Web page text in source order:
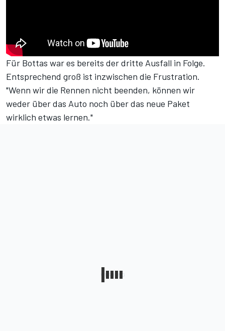
Für Bottas war es bereits der dritte Ausfall in Folge.
Entsprechend groß ist inzwischen die Frustration.
"Wenn wir die Rennen nicht beenden, können wir
weder über das Auto noch über das neue Paket
wirklich etwas lernen."